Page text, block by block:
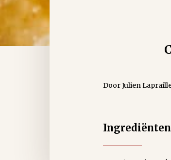
Door Julien
Ingrediënten